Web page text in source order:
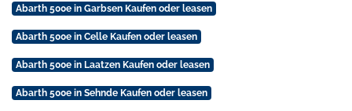
Abarth 500e in Garbsen Kaufen oder leasen
Abarth 500e in Celle Kaufen oder leasen
Abarth 500e in Laatzen Kaufen oder leasen
Abarth 500e in Sehnde Kaufen oder leasen